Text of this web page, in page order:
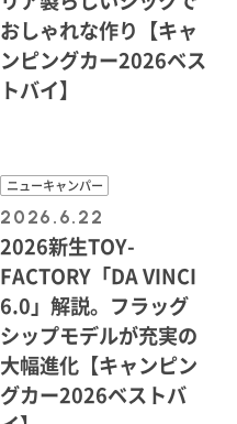
おしゃれな作り【キャ
ンピングカー2026ベス
トバイ】
ニューキャンパー
2026.6.22
2026新生TOY-
FACTORY「DA VINCI
6.0」解説。フラッグ
シップモデルが充実の
大幅進化【キャンピン
グカー2026ベストバ